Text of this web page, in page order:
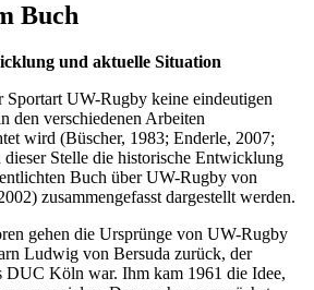
Buch
und aktuelle Situation
Sportart UW-Rugby keine eindeutigen
den verschiedenen Arbeiten
wird (Büscher, 1983; Enderle, 2007;
Stelle die historische Entwicklung
Buch über UW-Rugby von
zusammengefasst dargestellt werden.
gehen die Ursprünge von UW-Rugby
Ludwig von Bersuda zurück, der
DUC Köln war. Ihm kam 1961 die Idee,